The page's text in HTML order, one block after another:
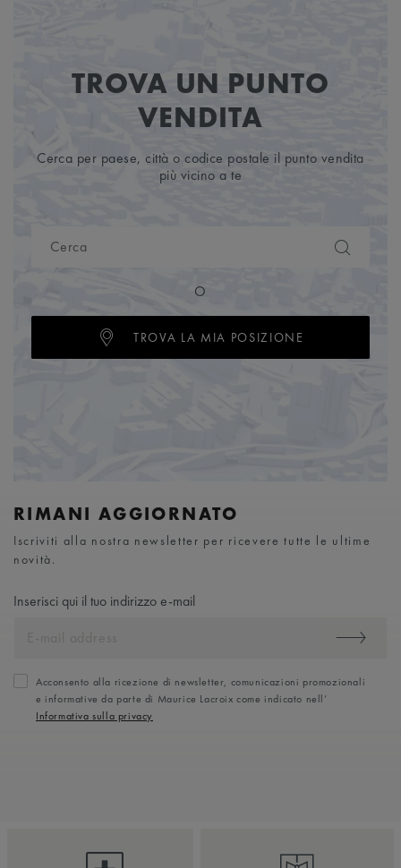
TROVA UN PUNTO
VENDITA
Cerca per paese, città o codice postale il punto vendita
più vicino a te
O
TROVA LA MIA POSIZIONE
RIMANI AGGIORNATO
Iscriviti alla nostra newsletter per ricevere tutte le ultime
novità.
Inserisci qui il tuo indirizzo e-mail
Acconsento alla ricezione di newsletter, comunicazioni promozionali
e informative da parte di Maurice Lacroix come indicato nell’
Informativa sulla privacy